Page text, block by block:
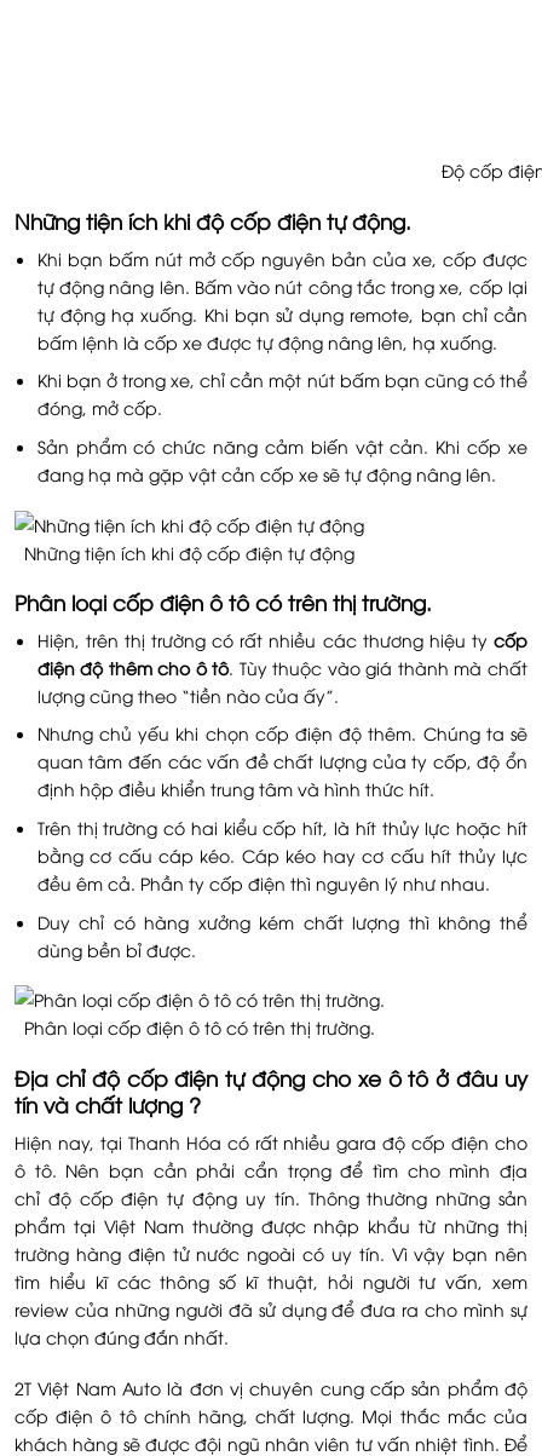
Độ cốp
Những tiện ích khi độ cốp điện tự động.
Khi bạn bấm nút mở cốp nguyên bản của xe, cốp được
tự động nâng lên. Bấm vào nút công tắc trong xe, cốp lại
tự động hạ xuống. Khi bạn sử dụng remote, bạn chỉ cần
bấm lệnh là cốp xe được tự động nâng lên, hạ xuống.
Khi bạn ở trong xe, chỉ cần một nút bấm bạn cũng có thể
đóng, mở cốp.
Sản phẩm có chức năng cảm biến vật cản. Khi cốp xe
đang hạ mà gặp vật cản cốp xe sẽ tự động nâng lên.
Những tiện ích khi độ cốp điện tự động
Phân loại cốp điện ô tô có trên thị trường.
Hiện, trên thị trường có rất nhiều các thương hiệu ty cốp
điện độ thêm cho ô tô. Tùy thuộc vào giá thành mà chất
lượng cũng theo “tiền nào của ấy”.
Nhưng chủ yếu khi chọn cốp điện độ thêm. Chúng ta sẽ
quan tâm đến các vấn đề chất lượng của ty cốp, độ ổn
định hộp điều khiển trung tâm và hình thức hít.
Trên thị trường có hai kiểu cốp hít, là hít thủy lực hoặc hít
bằng cơ cấu cáp kéo. Cáp kéo hay cơ cấu hít thủy lực
đều êm cả. Phần ty cốp điện thì nguyên lý như nhau.
Duy chỉ có hàng xưởng kém chất lượng thì không thể
dùng bền bỉ được.
Phân loại cốp điện ô tô có trên thị trường.
Địa chỉ độ cốp điện tự động cho xe ô tô ở đâu uy
tín và chất lượng ?
Hiện nay, tại Thanh Hóa có rất nhiều gara độ cốp điện cho
ô tô. Nên bạn cần phải cẩn trọng để tìm cho mình địa
chỉ độ cốp điện tự động uy tín. Thông thường những sản
phẩm tại Việt Nam thường được nhập khẩu từ những thị
trường hàng điện tử nước ngoài có uy tín. Vì vậy bạn nên
tìm hiểu kĩ các thông số kĩ thuật, hỏi người tư vấn, xem
review của những người đã sử dụng để đưa ra cho mình sự
lựa chọn đúng đắn nhất.
2T Việt Nam Auto là đơn vị chuyên cung cấp sản phẩm độ
cốp điện ô tô chính hãng, chất lượng. Mọi thắc mắc của
khách hàng sẽ được đội ngũ nhân viên tư vấn nhiệt tình. Để